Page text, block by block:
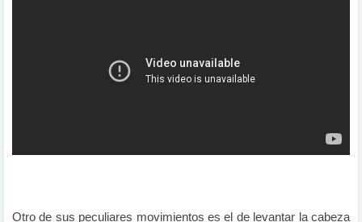
Otro de sus peculiares movimientos es el de levantar la cabeza